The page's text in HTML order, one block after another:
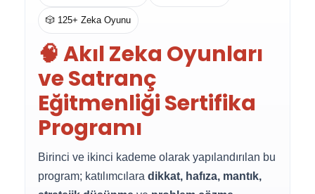
🎲 125+ Zeka Oyunu
🧠 Akıl Zeka Oyunları
ve Satranç
Eğitmenliği Sertifika
Programı
Birinci ve ikinci kademe olarak yapılandırılan bu
program; katılımcılara dikkat, hafıza, mantık,